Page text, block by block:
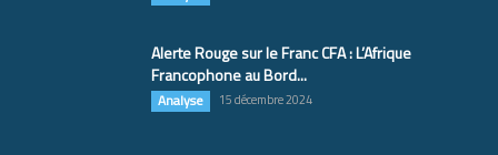
Alerte Rouge sur le Franc CFA : L’Afrique
Francophone au Bord...
Analyse 15 décembre 2024